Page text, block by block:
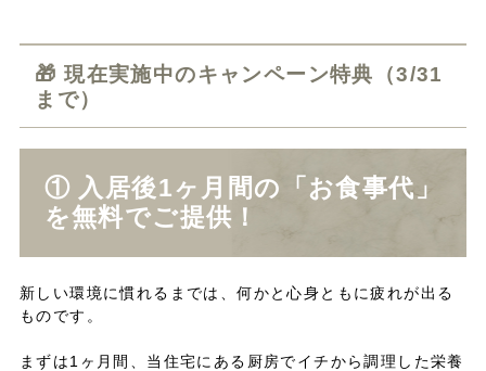
🎁 現在実施中のキャンペーン特典（3/31
まで）
① 入居後1ヶ月間の「お食事代」
を無料でご提供！
新しい環境に慣れるまでは、何かと心身ともに疲れが出る
ものです。
まずは1ヶ月間、当住宅にある厨房でイチから調理した栄養